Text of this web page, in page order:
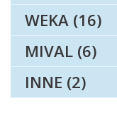
WEKA (16)
MIVAL (6)
INNE (2)